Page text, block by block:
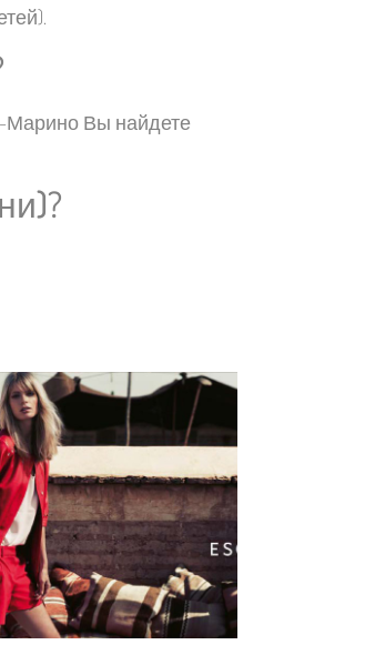
Марино Вы найдете